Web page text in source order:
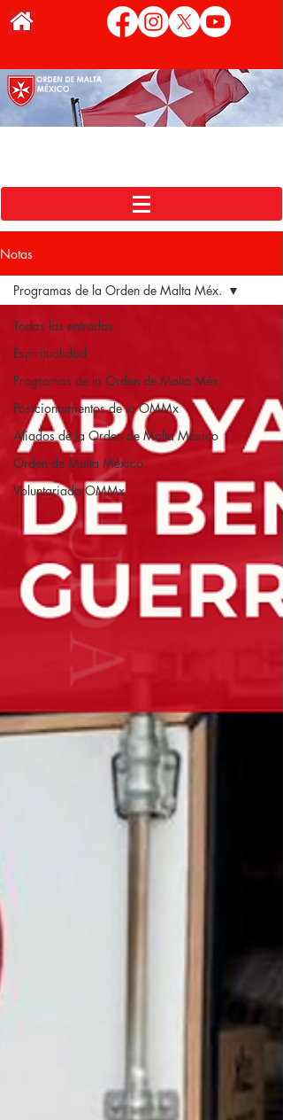
Notas
Todas las entradas
Espiritualidad
Programas de la Orden de Malta Méx.
Posicionamientos de la OMMx
Aliados de la Orden de Malta México
Orden de Malta México
Voluntariado OMMx
Programas de la Orden de Malta Méx.